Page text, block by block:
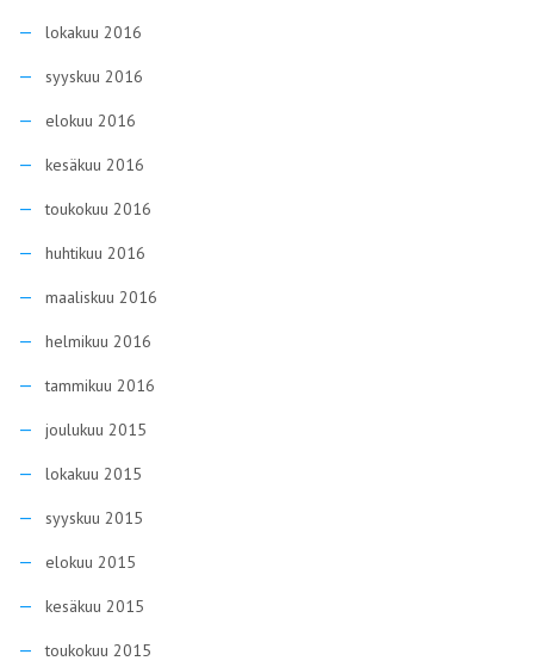
lokakuu 2016
syyskuu 2016
elokuu 2016
kesäkuu 2016
toukokuu 2016
huhtikuu 2016
maaliskuu 2016
helmikuu 2016
tammikuu 2016
joulukuu 2015
lokakuu 2015
syyskuu 2015
elokuu 2015
kesäkuu 2015
toukokuu 2015